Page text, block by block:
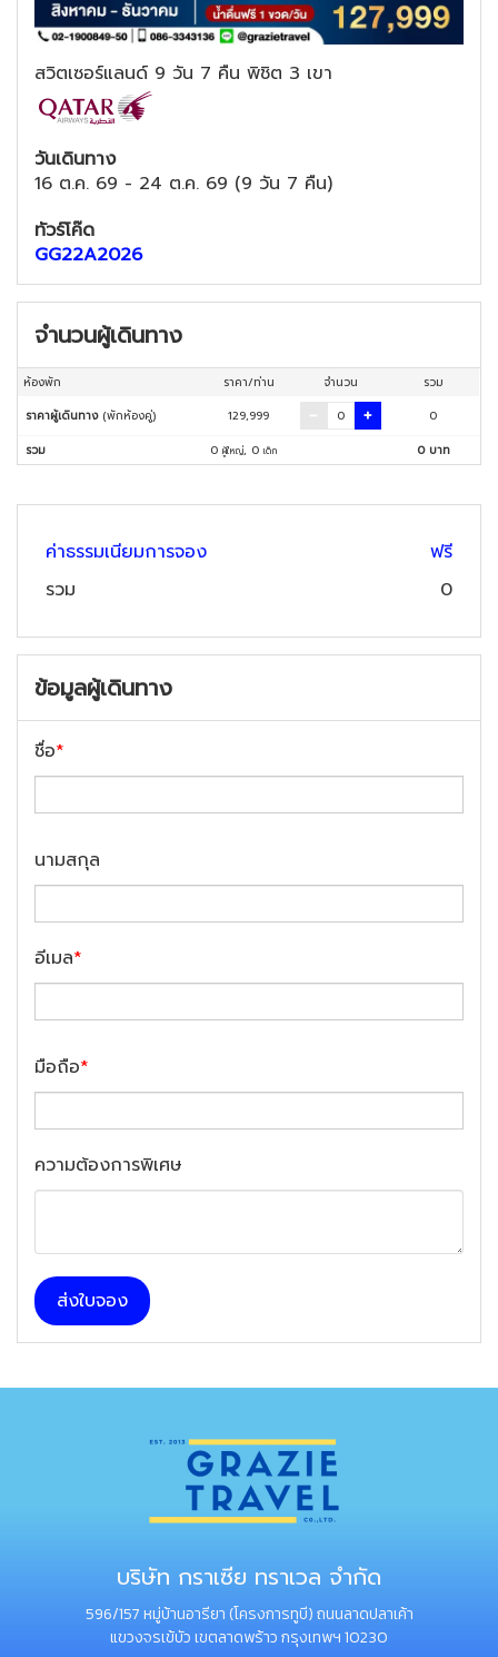
สวิตเซอร์แลนด์ 9 วัน 7 คืน พิชิต 3 เขา
วันเดินทาง
16 ต.ค. 69 - 24 ต.ค. 69 (9 วัน 7 คืน)
ทัวร์โค๊ด
GG22A2026
จำนวนผู้เดินทาง
ห้องพัก ราคา/ท่าน จำนวน
รวม
ราคาผู้เดินทาง (พักห้องคู่) 129,999 0
รวม 0 ผู้ใหญ่, 0 เด็ก 0 บาท
ค่าธรรมเนียมการจอง
ฟรี
รวม
0
ข้อมูลผู้เดินทาง
ชื่อ*
นามสกุล
อีเมล*
มือถือ*
ความต้องการพิเศษ
ส่งใบจอง
บริษัท กราเซีย ทราเวล จำกัด
596/157 หมู่บ้านอารียา (โครงการทูบี) ถนนลาดปลาเค้า
แขวงจรเข้บัว เขตลาดพร้าว กรุงเทพฯ 10230